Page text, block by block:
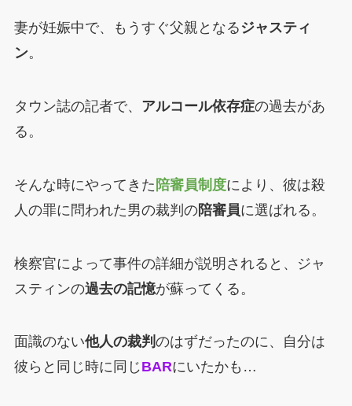
妻が妊娠中で、もうすぐ父親となる ジャスティ
ン。
タウン誌の記者で、 アルコール依存症の過去があ
る。
そんな時にやってきた 陪審員制度により、彼は殺
人の罪に問われた男の裁判の陪審員に選ばれる。
検察官によって事件の詳細が説明されると、ジャ
スティンの過去の記憶が蘇ってくる。
面識のない他人の裁判 のはずだったのに、自分は
彼らと同じ時に同じBARにいたかも…